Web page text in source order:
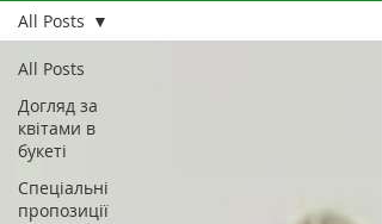
All Posts
Догляд за
квітами в
букеті
Спеціальні
пропозиції
All Posts